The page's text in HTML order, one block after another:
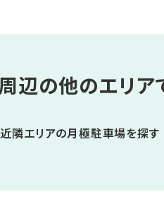
周辺の他のエリア
近隣エリアの月極駐車場を探す